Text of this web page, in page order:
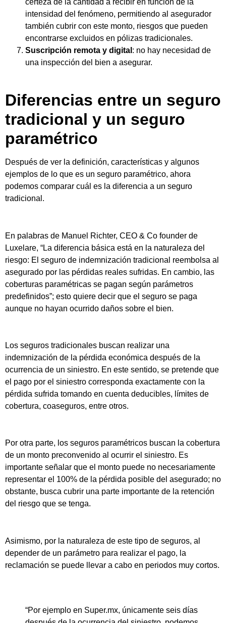
certeza de la cantidad a recibir en función de la
intensidad del fenómeno, permitiendo al asegurador
también cubrir con este monto, riesgos que pueden
encontrarse excluidos en pólizas tradicionales.
Suscripción remota y digital : no hay necesidad de
una inspección del bien a asegurar.
Diferencias entre un seguro
tradicional y un seguro
paramétrico
Después de ver la definición, características y algunos
ejemplos de lo que es un seguro paramétrico, ahora
podemos comparar cuál es la diferencia a un seguro
tradicional.
En palabras de Manuel Richter, CEO & Co founder de
Luxelare, “La diferencia básica está en la naturaleza del
riesgo: El seguro de indemnización tradicional reembolsa al
asegurado por las pérdidas reales sufridas. En cambio, las
coberturas paramétricas se pagan según parámetros
predefinidos”; esto quiere decir que el seguro se paga
aunque no hayan ocurrido daños sobre el bien.
Los seguros tradicionales buscan realizar una
indemnización de la pérdida económica después de la
ocurrencia de un siniestro. En este sentido, se pretende que
el pago por el siniestro corresponda exactamente con la
pérdida sufrida tomando en cuenta deducibles, límites de
cobertura, coaseguros, entre otros.
Por otra parte, los seguros paramétricos buscan la cobertura
de un monto preconvenido al ocurrir el siniestro. Es
importante señalar que el monto puede no necesariamente
representar el 100% de la pérdida posible del asegurado; no
obstante, busca cubrir una parte importante de la retención
del riesgo que se tenga.
Asimismo, por la naturaleza de este tipo de seguros, al
depender de un parámetro para realizar el pago, la
reclamación se puede llevar a cabo en periodos muy cortos.
“Por ejemplo en Super.mx, únicamente seis días